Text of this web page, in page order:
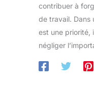
contribuer à
de travail. Dans
est une priorité,
négliger